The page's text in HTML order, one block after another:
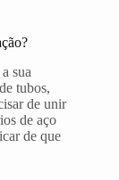
sua
tubos,
de unir
de aço
de que